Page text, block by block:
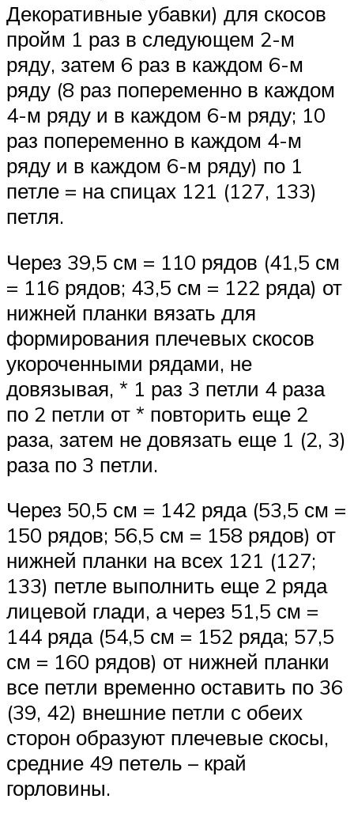
Декоративные убавки) для скосов
пройм 1 раз в следующем 2-м
ряду, затем 6 раз в каждом 6-м
ряду (8 раз попеременно в каждом
4-м ряду и в каждом 6-м ряду; 10
раз попеременно в каждом 4-м
ряду и в каждом 6-м ряду) по 1
петле = на спицах 121 (127, 133)
петля.
Через 39,5 см = 110 рядов (41,5 см
= 116 рядов; 43,5 см = 122 ряда) от
нижней планки вязать для
формирования плечевых скосов
укороченными рядами, не
довязывая, * 1 раз 3 петли 4 раза
по 2 петли от * повторить еще 2
раза, затем не довязать еще 1 (2, 3)
раза по 3 петли.
Через 50,5 см = 142 ряда (53,5 см =
150 рядов; 56,5 см = 158 рядов) от
нижней планки на всех 121 (127;
133) петле выполнить еще 2 ряда
лицевой глади, а через 51,5 см =
144 ряда (54,5 см = 152 ряда; 57,5
см = 160 рядов) от нижней планки
все петли временно оставить по 36
(39, 42) внешние петли с обеих
сторон образуют плечевые скосы,
средние 49 петель – край
горловины.